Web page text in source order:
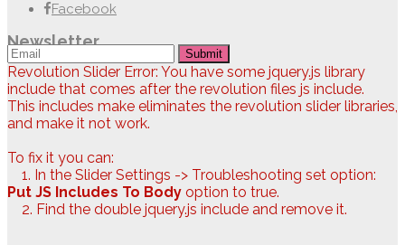
Facebook
Newsletter
Submit
Revolution Slider Error: You have some jquery.js library
include that comes after the revolution files js include.
This includes make eliminates the revolution slider libraries,
and make it not work.
To fix it you can:
1. In the Slider Settings -> Troubleshooting set option:
Put JS Includes To Body option to true.
2. Find the double jquery.js include and remove it.